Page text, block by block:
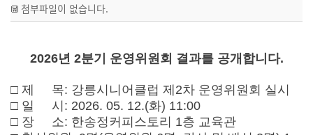
첨부파일이 없습니다.
2026년 2분기 운영위원회 결과를 공개합니다.
□ 제 목: 강릉시니어클럽 제2차 운영위원회 실시
□ 일 시: 2026. 05. 12.(화) 11:00
□ 장 소: 한송정커피스토리 1층 교육관